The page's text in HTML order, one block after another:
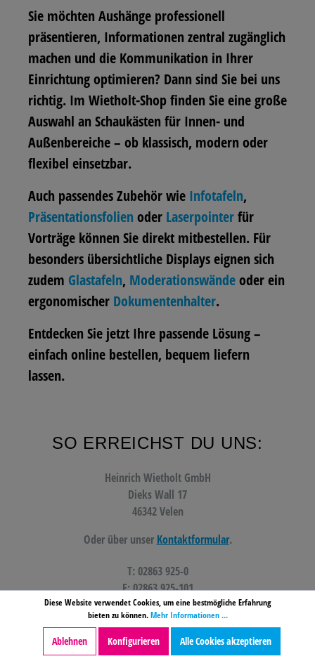
Sie möchten Aushänge professionell
präsentieren, Informationen zentral zugänglich
machen und die Kommunikation in Ihrer
Einrichtung optimieren? Dann sind Sie bei uns
richtig. Im Wietholt-Shop finden Sie eine große
Auswahl an Schaukästen für Innen- und
Außenbereiche – ob klassisch, modern oder
flexibel einsetzbar.
Auch passendes Zubehör wie Infotafeln,
Präsentationsfolien oder Laserpointerfür
Vorträge können Sie direkt mitbestellen. Für
besonders übersichtliche Displays eignen sich
zudem Glastafeln, Moderationswändeoder ein
ergonomischer Dokumentenhalter.
Entdecken Sie jetzt Ihre passende Lösung –
einfach online bestellen, bequem liefern
lassen.
SO ERREICHST DU UNS:
Heinrich Wietholt GmbH
Dieks Wall 17
46342 Velen
Oder über unser Kontaktformular.
T: 02863 925-0
F: 02863 925-101
kontakt@wietholt.de
Diese Website verwendet Cookies, um eine bestmögliche Erfahrung
bieten zu können.Mehr Informationen ...
Ablehnen Konfigurieren Alle Cookies akzeptieren